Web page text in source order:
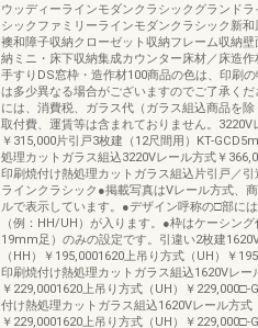
ウッディーラインモダンクラシックグランドラ
シックファミリーラインモダンクラシック新
襖和障子収納クローゼット収納フレーム収納壁
納ミニ・床下収納集成カウンター床材／床造作
手すりDS窓枠・造作材100商品の色は、印刷の
は多少異なる場合がございますのでご了承く
には、消費税、ガラス代（ガラス組込商品を除
取付費、運賃等は含まれておりません。3220V
￥315,000片引戸3枚建（12尺間用）KT-
処理カットガラス組込3220Vレール方式￥
印刷焼付け熱処理カットガラス組込片引戸／引
ラインクラシック●掲載写真はVレール方式、
ルで表示しています。●デザイン呼称の□部に
（例：HH/UH）が入ります。●枠はケーシング
19mm足）のみの設定です。引違い2枚建
（HH）￥195,0001620上吊り方式（UH）￥
印刷焼付け熱処理カットガラス組込1620Vレー
￥229,0001620上吊り方式（UH）￥229,000□-
付け熱処理カットガラス組込1620Vレール方式
￥229,0001620上吊り方式（UH）￥229,000□-